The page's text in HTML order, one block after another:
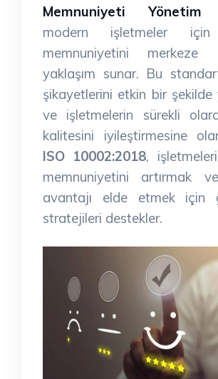
Memnuniyeti Yönetim
modern işletmeler için
memnuniyetini
yaklaşım sunar. Bu
şikayetlerini etkin bir şekilde
ve işletmelerin sürekli
kalitesini iyileştirmesine
ISO 10002:2018,
memnuniyetini artırmak
avantajı elde etmek için
stratejileri destekler.